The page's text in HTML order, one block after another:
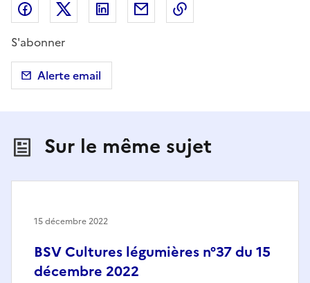
Partager sur Facebook
Partager sur X (anciennement Twitter)
Partager sur LinkedIn
Partager par email
S'abonner
Alerte email
Sur le même sujet
BSV Cultures légumières n°37 du 15
décembre 2022
15 décembre 2022